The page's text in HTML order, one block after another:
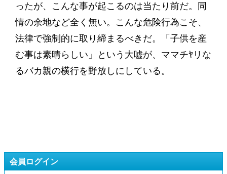
ったが、こんな事が起こるのは当たり前だ。同
情の余地など全く無い。こんな危険行為こそ、
法律で強制的に取り締まるべきだ。「子供を産
む事は素晴らしい」という大嘘が、ママチﾔリな
るバカ親の横行を野放しにしている。
会員ログイン